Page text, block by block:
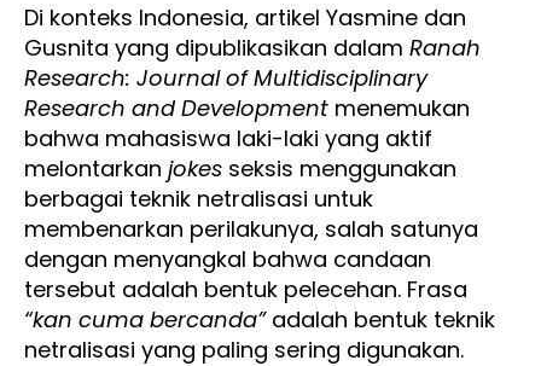
Di konteks Indonesia, artikel Yasmine dan
Gusnita yang dipublikasikan dalam Ranah
Research: Journal of Multidisciplinary
Research and Development menemukan
bahwa mahasiswa laki-laki yang aktif
melontarkan jokes seksis menggunakan
berbagai teknik netralisasi untuk
membenarkan perilakunya, salah satunya
dengan menyangkal bahwa candaan
tersebut adalah bentuk pelecehan. Frasa
“kan cuma bercanda”adalah bentuk teknik
netralisasi yang paling sering digunakan.